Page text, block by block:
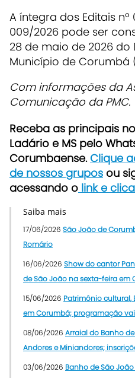
A íntegra dos Editais nº
009/2026 pode ser
28 de maio de 2026 do
Município de Corumbá
Com informações da
Comunicação da PMC.
Receba as principais
Ladário e MS pelo
Corumbaense. Clique
de nossos grupos ou
acessando o link e
Saiba mais
17/06/2026 São João de
Romário
16/06/2026 Show do cantor
de São João na sexta-feira em
15/06/2026 Patrimônio cultural,
em Corumbá; programação
08/06/2026 Arraial do Banho
Andores e Miniandores;
03/06/2026 Banho de São